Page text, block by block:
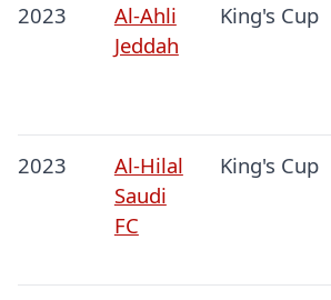
2023
Al-Ahli
Jeddah
King's Cup
2023
Al-Hilal
Saudi
FC
King's Cup